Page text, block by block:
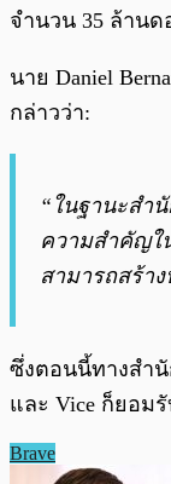
จำนวน 35 ล้าน
นาย Daniel
กล่าวว่า:
“ในฐานะสำ
ความสำคัญใ
สามารถสร้า
ซึ่งตอนนี้ทางสำนั
และ Vice ก็ยอม
Brave